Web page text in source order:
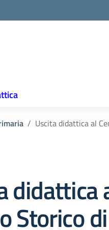
Uscita didattica al
didattica
Storico